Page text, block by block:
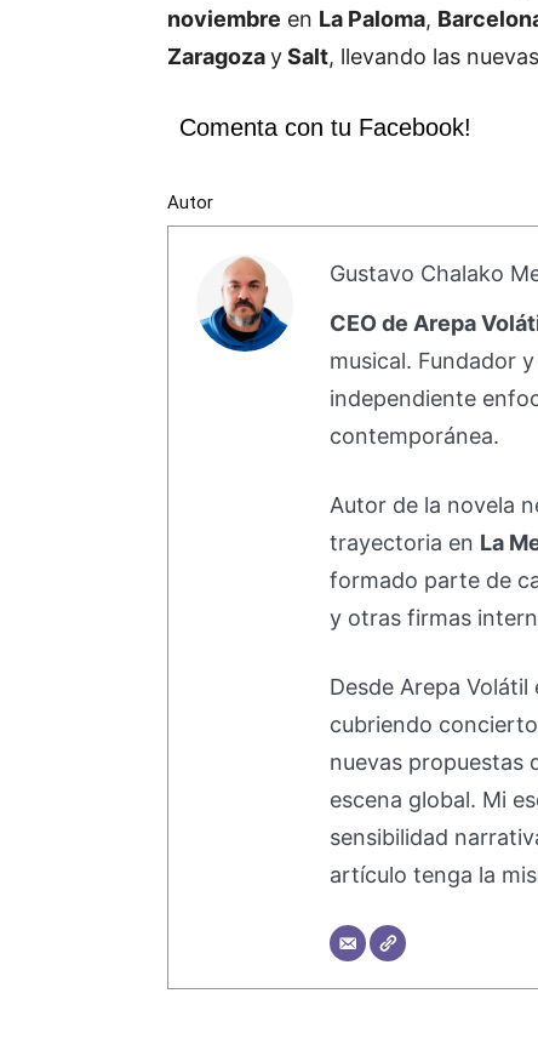
noviembre en La Paloma,
ZaragozaySalt, llevando las
Comenta con tu Facebook!
Autor
Gustavo Chalako
CEO de Arepa
musical. Fundador
independiente
contemporánea.
Autor de la novela
trayectoria en La
formado parte de
y otras firmas
Desde Arepa
cubriendo
nuevas propuestas
escena global. Mi
sensibilidad
artículo tenga la